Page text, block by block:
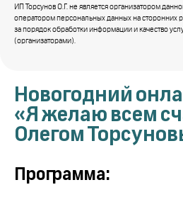
ИП Торсунов О.Г. не является организатором
оператором персональных данных на сторонних
за порядок обработки информации и качество
(организаторами).
Новогодний
«Я желаю всем
Олегом
Программа: